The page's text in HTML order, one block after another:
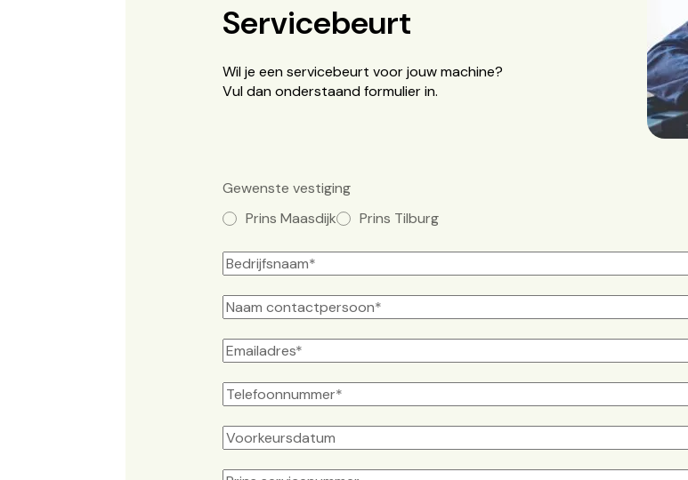
Servicebeurt
Wil je een servicebeurt voor jouw machine?
Vul dan onderstaand formulier in.
Gewenste vestiging
Prins Maasdijk
Prins Tilburg